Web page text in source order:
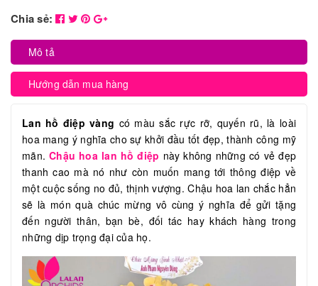
Chia sẻ:
Mô tả
Hướng dẫn mua hàng
Lan hồ điệp vàng có màu sắc rực rỡ, quyến rũ, là loài
hoa mang ý nghĩa cho sự khởi đầu tốt đẹp, thành công mỹ
mãn.Chậu hoa lan hồ điệp này không những có vẻ đẹp
thanh cao mà nó như còn muốn mang tới thông điệp về
một cuộc sống no đủ, thịnh vượng. Chậu hoa lan chắc hẳn
sẽ là món quà chúc mừng vô cùng ý nghĩa để gửi tặng
đến người thân, bạn bè, đối tác hay khách hàng trong
những dịp trọng đại của họ.